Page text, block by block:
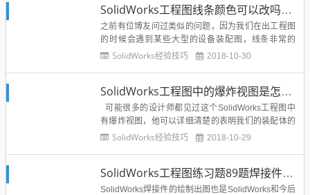
部分时间去做标准化和参数化。下面讲解SolidWo...SolidWorks工程图线条颜色可以改吗？如何修改？
之前有位博友问过类似的问题，因为我们在出工程图
的时候会遇到某些大型的设备装配图，线条非常的
多，不容易辨认，所以为了方便查看，我们可以设置
尺寸颜色。 要启用启用线型工具栏，首先鼠标右键单
击Comman...
SolidWorks经验技巧 2018-10-30
SolidWorks工程图中的爆炸视图是怎么做出来的？
可能很多的设计师都见过这个SolidWorks工程图中
有爆炸视图，他可以详细清楚的表明我们的装配体的
装配结构和零部件的详细位置，如下图样例：那么这
有装配体三维模型的爆炸视图，也就是我们...
SolidWorks经验技巧 2018-10-29
SolidWorks工程图练习题89题焊接件型材类的出图
SolidWorks焊接件的绘制出图也是SolidWorks和今后